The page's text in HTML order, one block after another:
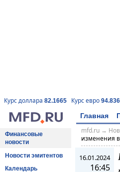
Курс доллара 82.1665 Курс евро
Главная
Финансовые
новости
Новости эмитентов
Календарь
mfd.ru→
изменения
16.01.2024
16:45